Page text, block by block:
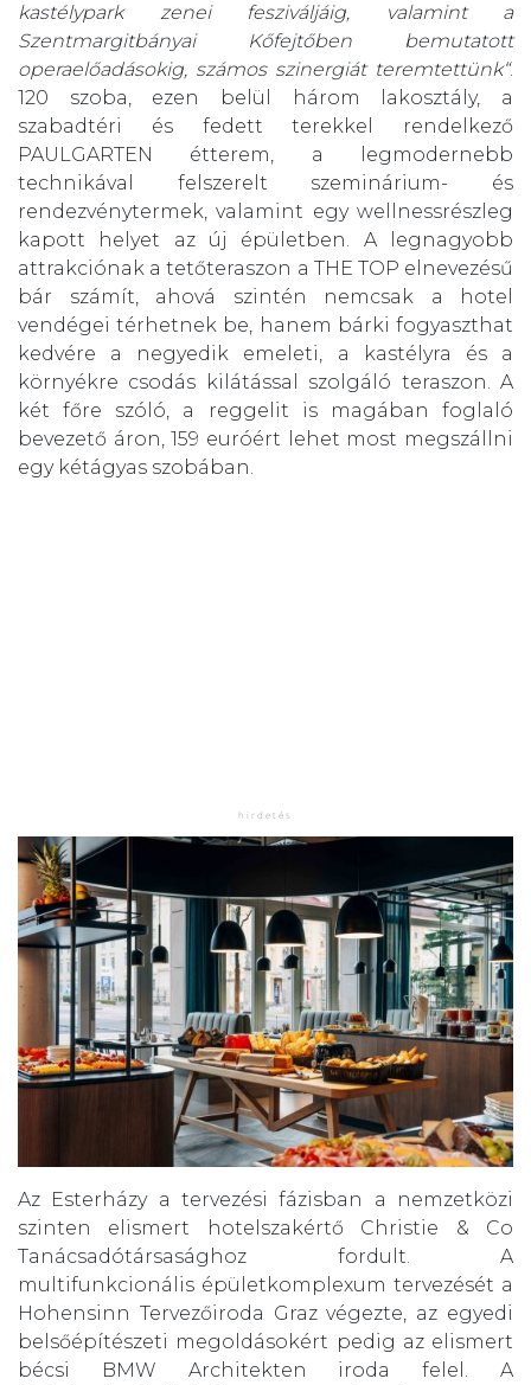
kastélypark zenei fesziváljáig, valamint a
Szentmargitbányai Kőfejtőben bemutatott
operaelőadásokig, számos szinergiát teremtettünk“.
120 szoba, ezen belül három lakosztály, a
szabadtéri és fedett terekkel rendelkező
PAULGARTEN étterem, a legmodernebb
technikával felszerelt szeminárium- és
rendezvénytermek, valamint egy wellnessrészleg
kapott helyet az új épületben. A legnagyobb
attrakciónak a tetőteraszon a THE TOP elnevezésű
bár számít, ahová szintén nemcsak a hotel
vendégei térhetnek be, hanem bárki fogyaszthat
kedvére a negyedik emeleti, a kastélyra és a
környékre csodás kilátással szolgáló teraszon. A
két főre szóló, a reggelit is magában foglaló
bevezető áron, 159 euróért lehet most megszállni
egy kétágyas szobában.
Az Esterházy a tervezési fázisban a nemzetközi
szinten elismert hotelszakértő Christie & Co
Tanácsadótársasághoz fordult. A
multifunkcionális épületkomplexum tervezését a
Hohensinn Tervezőiroda Graz végezte, az egyedi
belsőépítészeti megoldásokért pedig az elismert
bécsi BMW Architekten iroda felel. A